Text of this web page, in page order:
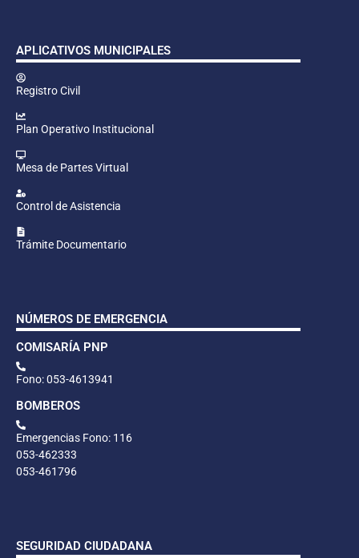
APLICATIVOS MUNICIPALES
Registro Civil
Plan Operativo Institucional
Mesa de Partes Virtual
Control de Asistencia
Trámite Documentario
NÚMEROS DE EMERGENCIA
COMISARÍA PNP
Fono: 053-4613941
BOMBEROS
Emergencias Fono: 116
053-462333
053-461796
SEGURIDAD CIUDADANA